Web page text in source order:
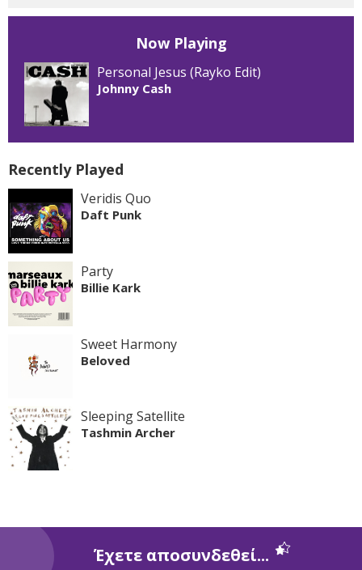
Now Playing
Personal Jesus (Rayko Edit)
Johnny Cash
Recently Played
Veridis Quo
Daft Punk
Party
Billie Kark
Sweet Harmony
Beloved
Sleeping Satellite
Tashmin Archer
Έχετε αποσυνδεθεί...